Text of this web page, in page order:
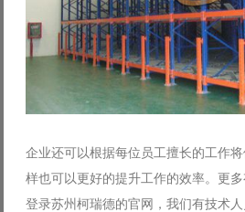
企业还可以根据每位员工擅长的工作
样也可以更好的提升工作的效率。更
登录苏州柯瑞德的官网，我们有技术人